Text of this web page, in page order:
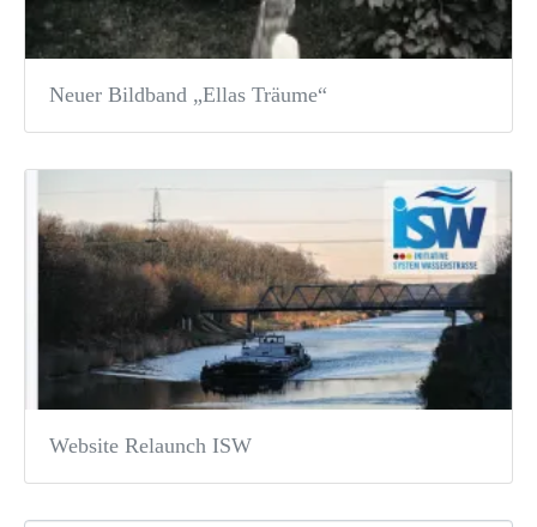
Neuer Bildband „Ellas Träume“
Website Relaunch ISW